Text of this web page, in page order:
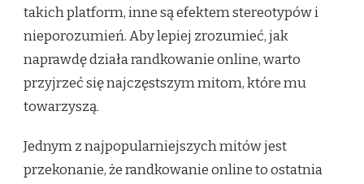
takich platform, inne są efektem stereotypów i
nieporozumień. Aby lepiej zrozumieć, jak
naprawdę działa randkowanie online, warto
przyjrzeć się najczęstszym mitom, które mu
towarzyszą.
Jednym z najpopularniejszych mitów jest
przekonanie, że randkowanie online to ostatnia